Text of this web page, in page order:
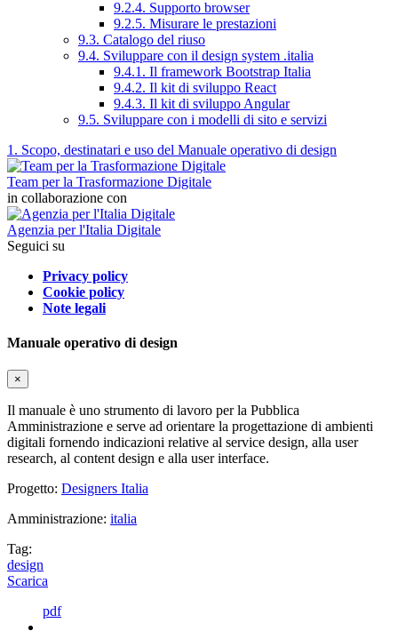
9.2.4. Supporto browser
9.2.5. Misurare le prestazioni
9.3. Catalogo del riuso
9.4. Sviluppare con il design system .italia
9.4.1. Il framework Bootstrap Italia
9.4.2. Il kit di sviluppo React
9.4.3. Il kit di sviluppo Angular
9.5. Sviluppare con i modelli di sito e servizi
1. Scopo, destinatari e uso del Manuale operativo di design
Team per la Trasformazione Digitale
in collaborazione con
Agenzia per l'Italia Digitale
Seguici su
Privacy policy
Cookie policy
Note legali
Manuale operativo di design
×
Il manuale è uno strumento di lavoro per la Pubblica
Amministrazione e serve ad orientare la progettazione di ambienti
digitali fornendo indicazioni relative al service design, alla user
research, al content design e alla user interface.
Progetto: Designers Italia
Amministrazione: italia
Tag:
design
Scarica
pdf